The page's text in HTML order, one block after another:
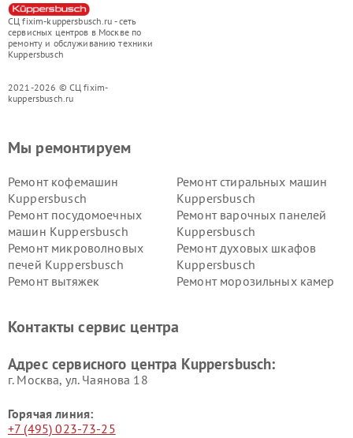
СЦ fixim-kuppersbusch.ru - сеть
сервисных центров в Москве по
ремонту и обслуживанию техники
Kuppersbusch
2021-2026 © СЦ fixim-
kuppersbusch.ru
Мы ремонтируем
Ремонт кофемашин
Kuppersbusch
Ремонт стиральных машин
Kuppersbusch
Ремонт посудомоечных
машин Kuppersbusch
Ремонт варочных панелей
Kuppersbusch
Ремонт микроволновых
печей Kuppersbusch
Ремонт духовых шкафов
Kuppersbusch
Ремонт вытяжек
Ремонт морозильных камер
Kuppersbusch
вакуумных упаковщиков
Ремонт сушильных машин Kuppersbusch
Контакты сервис центра
Адрес сервисного центра Kuppersbusch:
г. Москва, ул. Чаянова 18
Горячая линия:
+7 (495) 023-73-25